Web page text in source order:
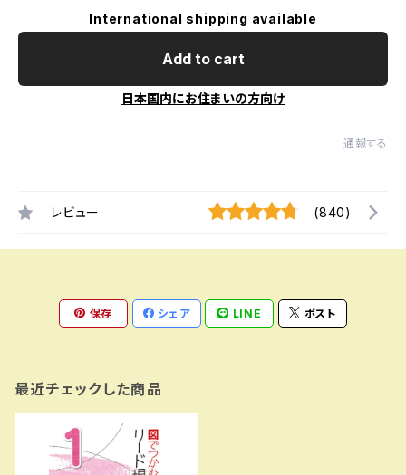
International shipping available
Add to cart
日本国内にお住まいの方向け
通報する
レビュー (840)
保存 シェア LINE ポスト
最近チェックした商品